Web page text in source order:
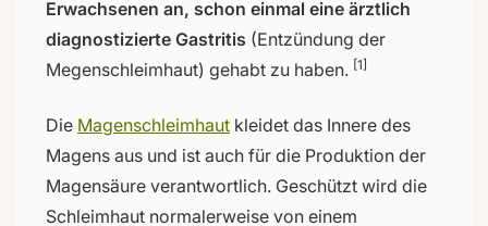
Erwachsenen an, schon einmal eine ärztlich
diagnostizierte Gastritis (Entzündung der
Megenschleimhaut) gehabt zu haben. [1]
Die Magenschleimhaut kleidet das Innere des
Magens aus und ist auch für die Produktion der
Magensäure verantwortlich. Geschützt wird die
Schleimhaut normalerweise von einem